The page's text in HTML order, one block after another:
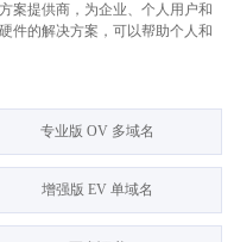
案提供商，为企业、个人用户和
件的解决方案，可以帮助个人和
专业版 OV 多域名
增强版 EV 单域名